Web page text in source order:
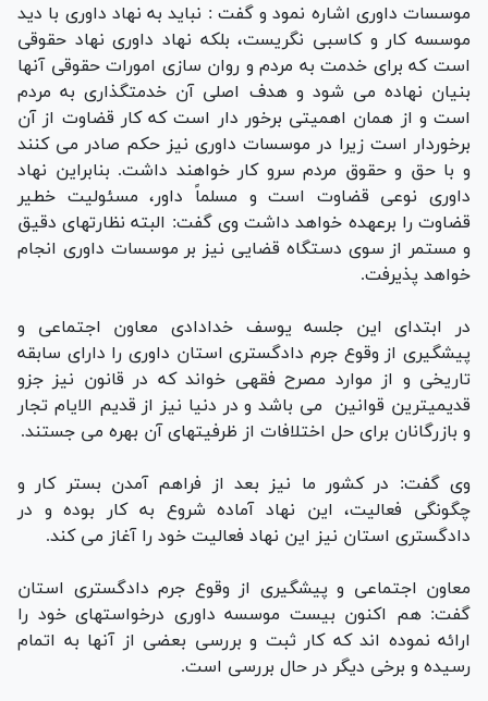
موسسات داوری اشاره نمود و گفت : نباید به نهاد داوری با دید
موسسه کار و کاسبی نگریست، بلکه نهاد داوری نهاد حقوقی
است که برای خدمت به مردم و روان سازی امورات حقوقی آنها
بنیان نهاده می شود و هدف اصلی آن خدمتگذاری به مردم
است و از همان اهمیتی برخور دار است که کار قضاوت از آن
برخوردار است زیرا در موسسات داوری نیز حکم صادر می کنند
و با حق و حقوق مردم سرو کار خواهند داشت. بنابراین نهاد
داوری نوعی قضاوت است و مسلماً داور، مسئولیت خطیر
قضاوت را برعهده خواهد داشت وی گفت: البته نظارتهای دقیق
و مستمر از سوی دستگاه قضایی نیز بر موسسات داوری انجام
خواهد پذیرفت.
در ابتدای این جلسه یوسف خدادادی معاون اجتماعی و
پیشگیری از وقوع جرم دادگستری استان داوری را دارای سابقه
تاریخی و از موارد مصرح فقهی خواند که در قانون نیز جزو
قدیمیترین قوانین می باشد و در دنیا نیز از قدیم الایام تجار
و بازرگانان برای حل اختلافات از ظرفیتهای آن بهره می جستند.
وی گفت: در کشور ما نیز بعد از فراهم آمدن بستر کار و
چگونگی فعالیت، این نهاد آماده شروع به کار بوده و در
دادگستری استان نیز این نهاد فعالیت خود را آغاز می کند.
معاون اجتماعی و پیشگیری از وقوع جرم دادگستری استان
گفت: هم اکنون بیست موسسه داوری درخواستهای خود را
ارائه نموده اند که کار ثبت و بررسی بعضی از آنها به اتمام
رسیده و برخی دیگر در حال بررسی است.